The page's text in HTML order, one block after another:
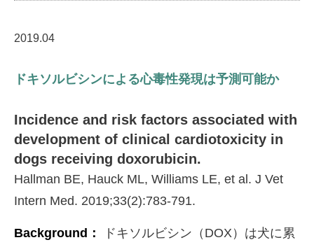
2019.04
ドキソルビシンによる心毒性発現は予測可能か
Incidence and risk factors associated with
development of clinical cardiotoxicity in
dogs receiving doxorubicin.
Hallman BE, Hauck ML, Williams LE, et al. J Vet
Intern Med. 2019;33(2):783-791.
Background：
ドキソルビシン（DOX）は犬に累